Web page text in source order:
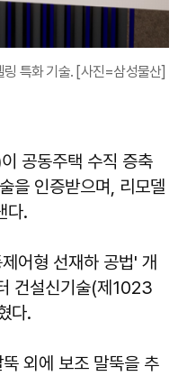
특화 기술. [사진=삼성물산]
공동주택 수직 증축
을 인증받으며, 리모델
다.
어형 선재하 공법' 개
건설신기술(제1023
다.
외에 보조 말뚝을 추